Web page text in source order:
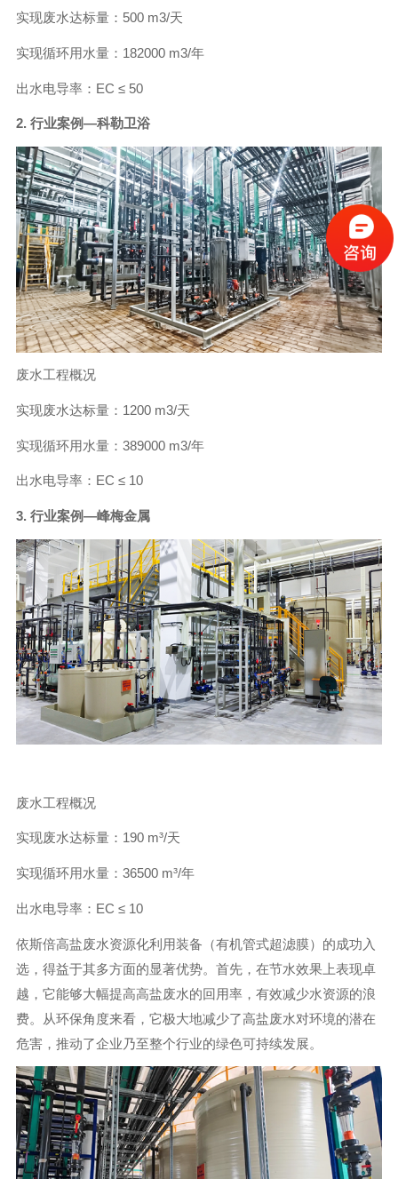
实现废水达标量：500 m3/天
实现循环用水量：182000 m3/年
出水电导率：EC ≤ 50
2. 行业案例—科勒卫浴
废水工程概况
实现废水达标量：1200 m3/天
实现循环用水量：389000 m3/年
出水电导率：EC ≤ 10
3. 行业案例—峰梅金属
废水工程概况
实现废水达标量：190 m³/天
实现循环用水量：36500 m³/年
出水电导率：EC ≤ 10
依斯倍高盐废水资源化利用装备（有机管式超滤膜）的成功入
选，得益于其多方面的显著优势。首先，在节水效果上表现卓
越，它能够大幅提高高盐废水的回用率，有效减少水资源的浪
费。从环保角度来看，它极大地减少了高盐废水对环境的潜在
危害，推动了企业乃至整个行业的绿色可持续发展。